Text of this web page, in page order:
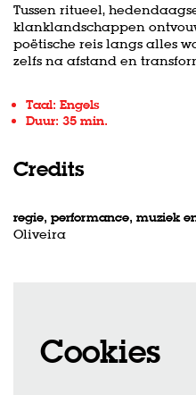
Tussen ritueel,
klanklandschappen
poëtische reis langs alles
zelfs na afstand en
Taal: Engels
Duur: 35 min.
Credits
regie, performance, muziek
Oliveira
Cookies